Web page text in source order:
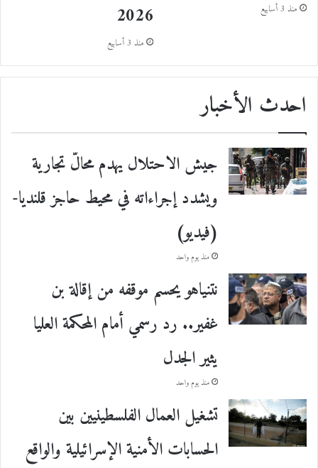
منذ 3 أسابيع
2026
منذ 3 أسابيع
احدث الأخبار
جيش الاحتلال يهدم محالّ تجارية
ويشدد إجراءاته في محيط حاجز قلنديا-
(فيديو)
منذ يوم واحد
نتنياهو يحسم موقفه من إقالة بن
غفير.. رد رسمي أمام المحكمة العليا
يثير الجدل
منذ يوم واحد
تشغيل العمال الفلسطينيين بين
الحسابات الأمنية الإسرائيلية والواقع